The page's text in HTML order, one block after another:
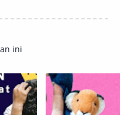
ini